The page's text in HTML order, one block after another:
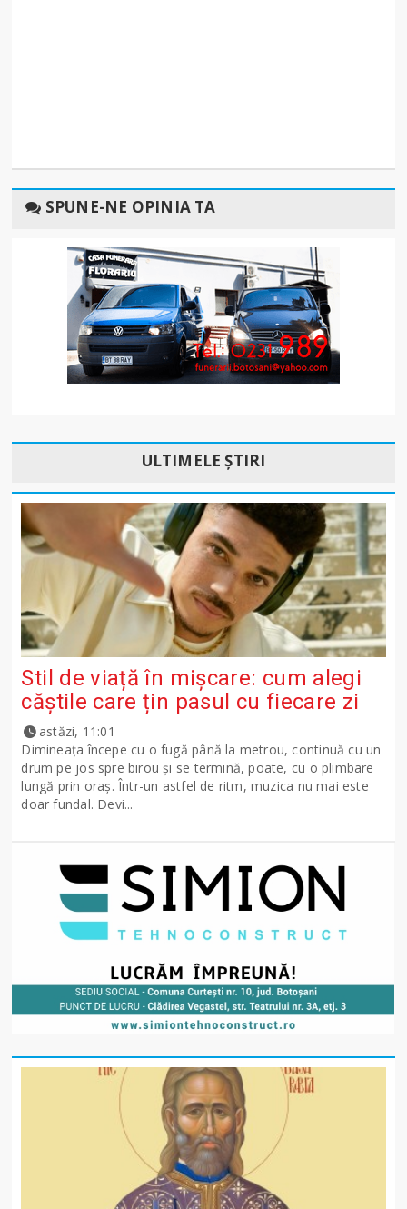
SPUNE-NE OPINIA TA
ULTIMELE ȘTIRI
Stil de viață în mișcare: cum alegi
căștile care țin pasul cu fiecare zi
astăzi, 11:01
Dimineața începe cu o fugă până la metrou, continuă cu un
drum pe jos spre birou și se termină, poate, cu o plimbare
lungă prin oraș. Într-un astfel de ritm, muzica nu mai este
doar fundal. Devi...